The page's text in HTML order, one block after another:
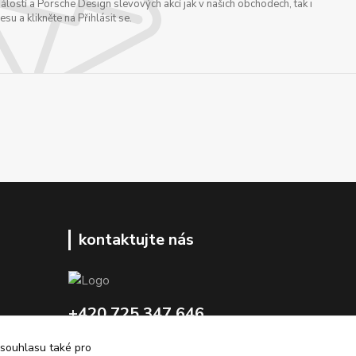
a Porsche Design slevových akcí jak v našich obchodech, tak i
a klikněte na Přihlásit se.
kontaktujte nás
+420 725 347 646
také pro